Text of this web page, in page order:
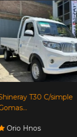
T30 C/simple
Orio Hnos